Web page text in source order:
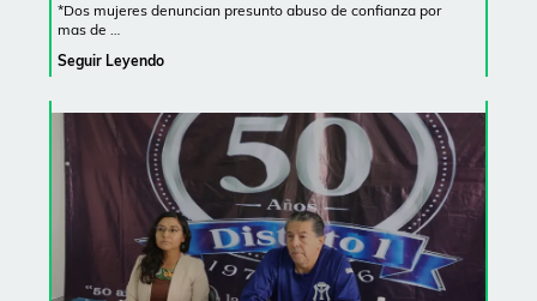
*Dos mujeres denuncian presunto abuso de confianza por
mas de …
Seguir Leyendo